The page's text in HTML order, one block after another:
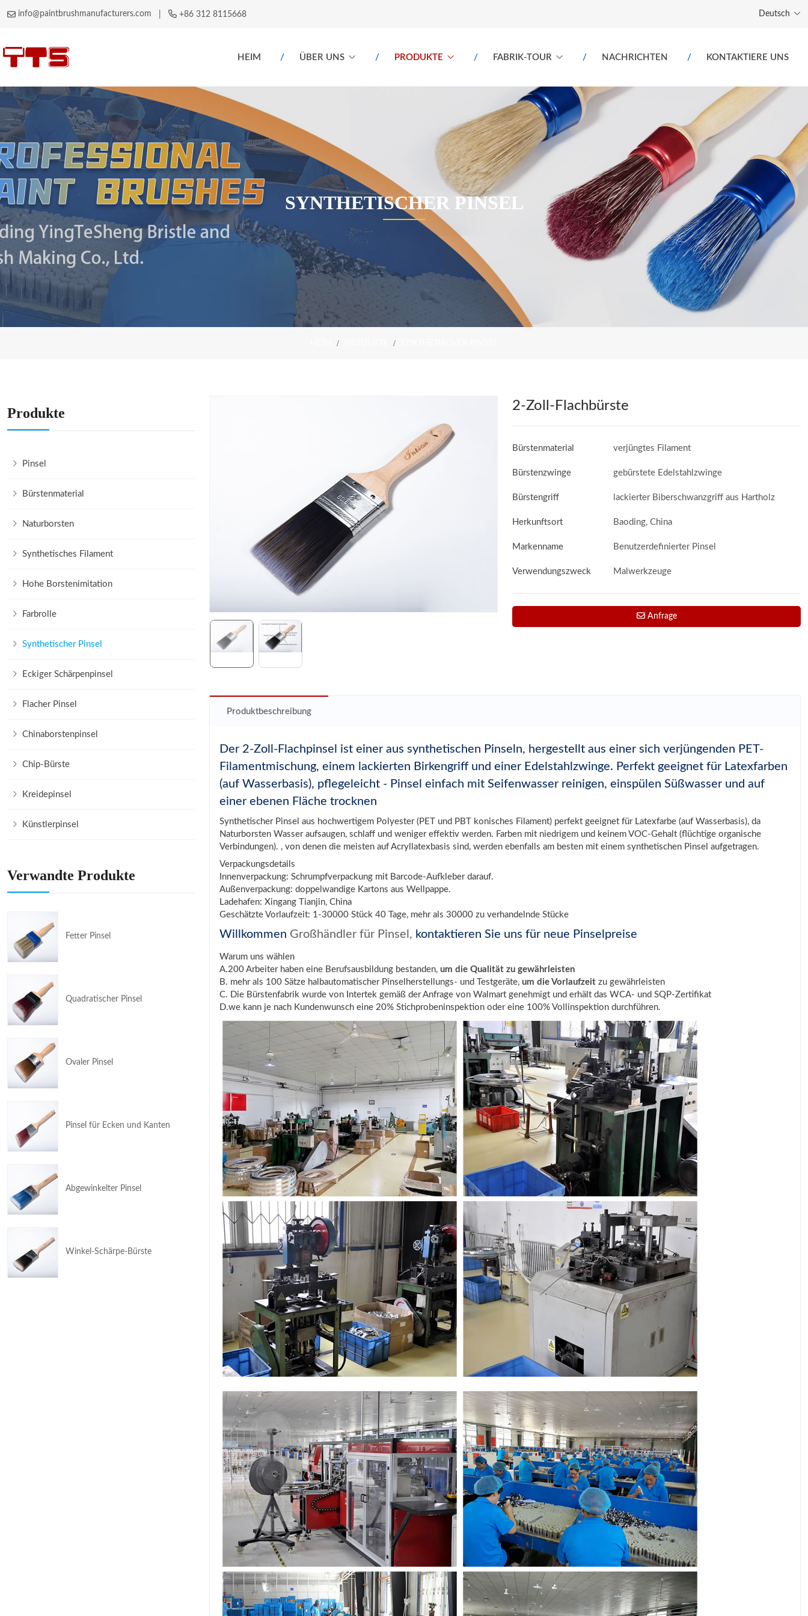
info@paintbrushmanufacturers.com +86 312 8115668 Deutsch
HEIM ÜBER UNS PRODUKTE FABRIK-TOUR NACHRICHTEN KONTAKTIERE UNS
SYNTHETISCHER PINSEL
2-Zoll-Flachbürste
Bürstenmaterial verjüngtes Filament
Bürstenzwinge gebürstete Edelstahlzwinge
Bürstengriff lackierter Biberschwanzgriff aus Hartholz
Herkunftsort Baoding, China
Markenname Benutzerdefinierter Pinsel
Verwendungszweck Malwerkzeuge
Anfrage
Produktbeschreibung
Der 2-Zoll-Flachpinsel ist einer aus synthetischen Pinseln, hergestellt aus einer sich verjüngenden PET-
Filamentmischung, einem lackierten Birkengriff und einer Edelstahlzwinge. Perfekt geeignet für Latexfarben
(auf Wasserbasis), pflegeleicht - Pinsel einfach mit Seifenwasser reinigen, einspülen Süßwasser und auf
einer ebenen Fläche trocknen
Synthetischer Pinsel aus hochwertigem Polyester (PET und PBT konisches Filament) perfekt geeignet für Latexfarbe (auf Wasserbasis), da
Naturborsten Wasser aufsaugen, schlaff und weniger effektiv werden. Farben mit niedrigem und keinem VOC-Gehalt (flüchtige organische
Verbindungen). , von denen die meisten auf Acryllatexbasis sind, werden ebenfalls am besten mit einem synthetischen Pinsel aufgetragen.
Verpackungsdetails
Innenverpackung: Schrumpfverpackung mit Barcode-Aufkleber darauf.
Außenverpackung: doppelwandige Kartons aus Wellpappe.
Ladehafen: Xingang Tianjin, China
Geschätzte Vorlaufzeit: 1-30000 Stück 40 Tage, mehr als 30000 zu verhandelnde Stücke
Willkommen Großhändler für Pinsel, kontaktieren Sie uns für neue Pinselpreise
Warum uns wählen
A.200 Arbeiter haben eine Berufsausbildung bestanden, um die Qualität zu gewährleisten
B. mehr als 100 Sätze halbautomatischer Pinselherstellungs- und Testgeräte, um die Vorlaufzeit zu gewährleisten
C. Die Bürstenfabrik wurde von Intertek gemäß der Anfrage von Walmart genehmigt und erhält das WCA- und SQP-Zertifikat
D.we kann je nach Kundenwunsch eine 20% Stichprobeninspektion oder eine 100% Vollinspektion durchführen.
Produkte
Pinsel
Bürstenmaterial
Naturborsten
Synthetisches Filament
Hohe Borstenimitation
Farbrolle
Synthetischer Pinsel
Eckiger Schärpenpinsel
Flacher Pinsel
Chinaborstenpinsel
Chip-Bürste
Kreidepinsel
Künstlerpinsel
Verwandte Produkte
Fetter Pinsel
Quadratischer Pinsel
Ovaler Pinsel
Pinsel für Ecken und Kanten
Abgewinkelter Pinsel
Winkel-Schärpe-Bürste